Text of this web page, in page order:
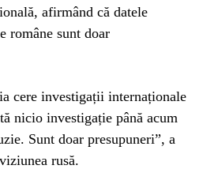
afirmând că datele
române sunt doar
cere investigații internaționale
nicio investigație până acum
Sunt doar presupuneri”, a
rusă.